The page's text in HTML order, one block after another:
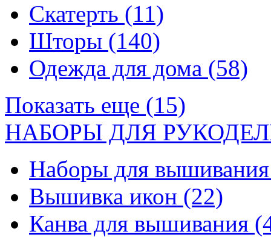
Скатерть (11)
Шторы (140)
Одежда для дома (58)
Показать еще (15)
НАБОРЫ ДЛЯ
Наборы для
Вышивка икон (22)
Канва для вышивания